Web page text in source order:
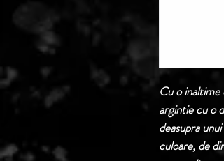
Cu o
argintie cu o
deasupra
culoare, de